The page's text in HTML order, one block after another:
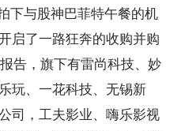
下与股神巴菲特午餐的机
启了一路狂奔的收购并购
告，旗下有雷尚科技、妙
玩、一花科技、无锡新
司，工夫影业、嗨乐影视